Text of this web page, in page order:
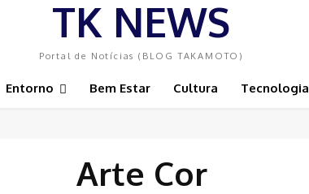
TK NEWS
Portal de Notícias (BLOG TAKAMOTO)
Entorno Bem Estar Cultura Tecnologia
Arte Cor